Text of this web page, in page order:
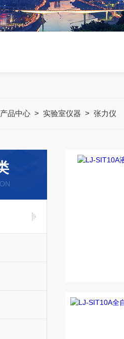
产品中心 > 实验室仪器 > 张力仪